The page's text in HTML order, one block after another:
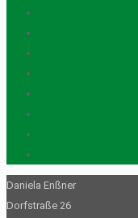
Daniela Enßner
Dorfstraße 26